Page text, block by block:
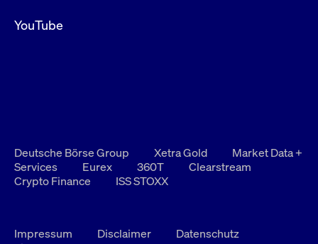
YouTube
Deutsche Börse Group Xetra Gold
Market Data +
Services
Eurex 360T
Clearstream
Crypto Finance
ISS STOXX
Impressum Disclaimer
Datenschutz